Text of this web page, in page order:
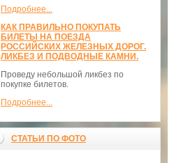
Подробнее...
КАК ПРАВИЛЬНО ПОКУПАТЬ
БИЛЕТЫ НА ПОЕЗДА
РОССИЙСКИХ ЖЕЛЕЗНЫХ ДОРОГ.
ЛИКБЕЗ И ПОДВОДНЫЕ КАМНИ.
Проведу небольшой ликбез по
покупке билетов.
Подробнее...
СТАТЬИ ПО ФОТО